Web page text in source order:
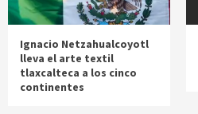
Ignacio Netzahualcoyotl
lleva el arte textil
tlaxcalteca a los cinco
continentes